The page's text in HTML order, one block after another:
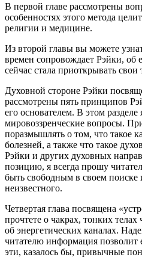
В первой главе рассмотрены
особенностях этого метода
религии и медицине.
Из второй главы вы можете
времен сопровождает Рэйки, об
сейчас стала приоткрывать свои
Духовной стороне Рэйки
рассмотрены пять принципов
его основателем. В этом
мировоззренческие вопросы.
поразмышлять о том, что такое
болезней, а также что такое
Рэйки и других духовных
позицию, я всегда прошу
быть свободным в своем поиске
неизвестного.
Четвертая глава посвящена
прочтете о чакрах, тонких
об энергетических каналах.
читателю информация позволит
эти, казалось бы, привычные